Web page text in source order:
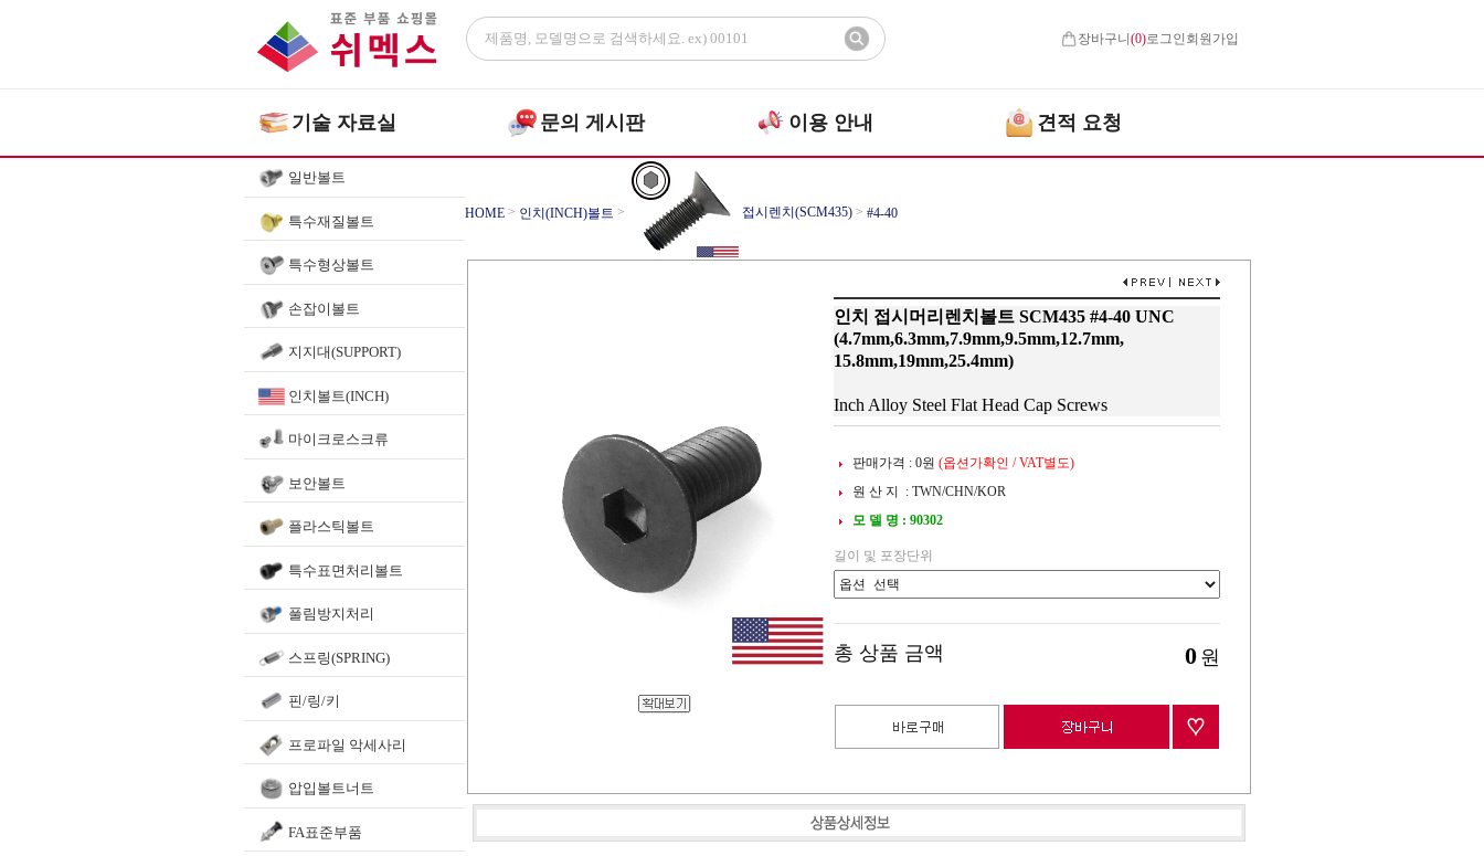
장바구니(0)로그인 회원가입
기술 자료실 문의 게시판 이용 안내 견적 요청
일반볼트
특수재질볼트
특수형상볼트
손잡이볼트
지지대(SUPPORT)
인치볼트(INCH)
마이크로스크류
보안볼트
플라스틱볼트
특수표면처리볼트
풀림방지처리
스프링(SPRING)
핀/링/키
프로파일 악세사리
압입볼트너트
FA표준부품
HOME > 인치(INCH)볼트 > 접시렌치(SCM435) > #4-40
인치 접시머리렌치볼트 SCM435 #4-40 UNC
(4.7mm,6.3mm,7.9mm,9.5mm,12.7mm,
15.8mm,19mm,25.4mm)
Inch Alloy Steel Flat Head Cap Screws
판매가격 : 0원 (옵션가확인 / VAT별도)
원 산 지 : TWN/CHN/KOR
모 델 명 : 90302
길이 및 포장단위
총 상품 금액 0 원